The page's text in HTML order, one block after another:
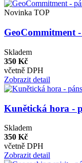
Novinka TOP
GeoCommitment
Skladem
350 Kč
včetně DPH
Zobrazit detail
Kunětická hora -
Skladem
350 Kč
včetně DPH
Zobrazit detail